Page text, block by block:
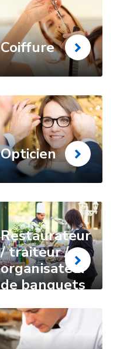
Coiffure
Opticien
Restaurateur
/ traiteur /
organisateur
de banquets